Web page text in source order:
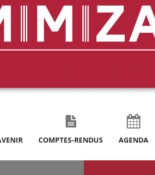
COMPTES-RENDUS AGENDA